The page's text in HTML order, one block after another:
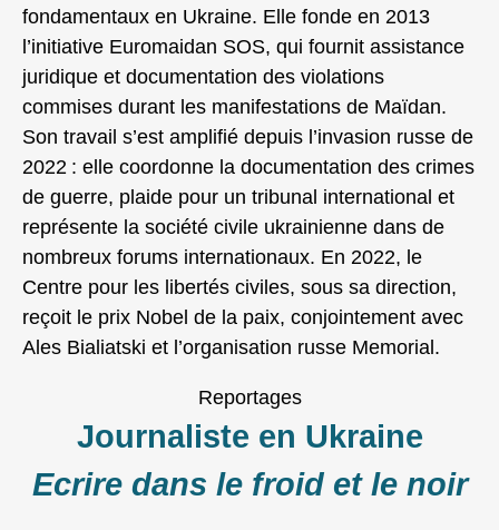
fondamentaux en Ukraine. Elle fonde en 2013
l’initiative Euromaidan SOS, qui fournit assistance
juridique et documentation des violations
commises durant les manifestations de Maïdan.
Son travail s’est amplifié depuis l’invasion russe de
2022 : elle coordonne la documentation des crimes
de guerre, plaide pour un tribunal international et
représente la société civile ukrainienne dans de
nombreux forums internationaux. En 2022, le
Centre pour les libertés civiles, sous sa direction,
reçoit le prix Nobel de la paix, conjointement avec
Ales Bialiatski et l’organisation russe Memorial.
Reportages
Journaliste en Ukraine
Ecrire dans le froid et le noir